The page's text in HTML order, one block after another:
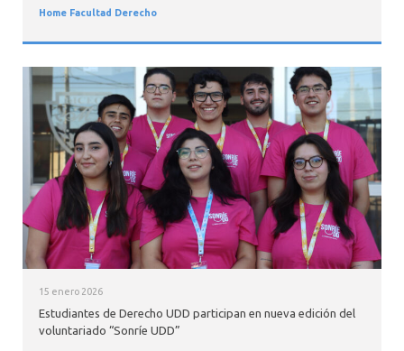
Home Facultad Derecho
15 enero 2026
Estudiantes de Derecho UDD participan en nueva edición del
voluntariado “Sonríe UDD”